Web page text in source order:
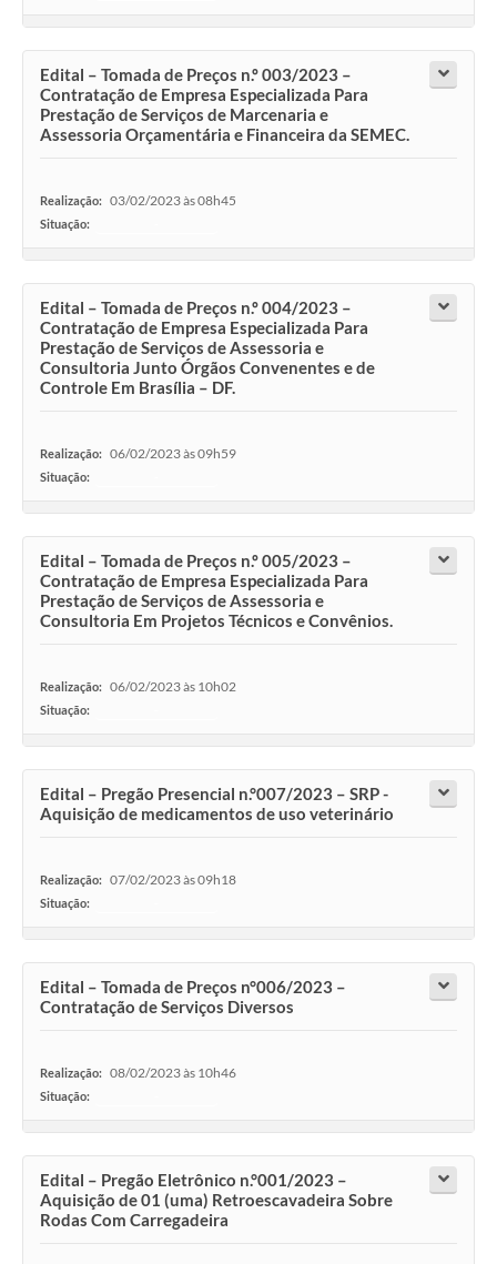
Edital – Tomada de Preços n.º 003/2023 –
Contratação de Empresa Especializada Para
Prestação de Serviços de Marcenaria e
Assessoria Orçamentária e Financeira da SEMEC.
Realização: 03/02/2023 às 08h45
Situação:
Edital – Tomada de Preços n.º 004/2023 –
Contratação de Empresa Especializada Para
Prestação de Serviços de Assessoria e
Consultoria Junto Órgãos Convenentes e de
Controle Em Brasília – DF.
Realização: 06/02/2023 às 09h59
Situação:
Edital – Tomada de Preços n.º 005/2023 –
Contratação de Empresa Especializada Para
Prestação de Serviços de Assessoria e
Consultoria Em Projetos Técnicos e Convênios.
Realização: 06/02/2023 às 10h02
Situação:
Edital – Pregão Presencial n.°007/2023 – SRP -
Aquisição de medicamentos de uso veterinário
Realização: 07/02/2023 às 09h18
Situação:
Edital – Tomada de Preços n°006/2023 –
Contratação de Serviços Diversos
Realização: 08/02/2023 às 10h46
Situação:
Edital – Pregão Eletrônico n.°001/2023 –
Aquisição de 01 (uma) Retroescavadeira Sobre
Rodas Com Carregadeira